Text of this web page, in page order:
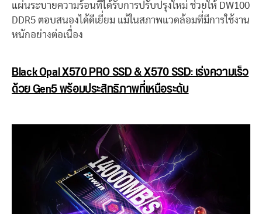
แผ่นระบายความร้อนที่ได้รับการปรับปรุงใหม่ ช่วยให้ DW100
DDR5 ตอบสนองได้ดีเยี่ยม แม้ในสภาพแวดล้อมที่มีการใช้งาน
หนักอย่างต่อเนื่อง
Black Opal X570 PRO SSD & X570 SSD: เร่งความเร็ว
ด้วย Gen5 พร้อมประสิทธิภาพที่เหนือระดับ